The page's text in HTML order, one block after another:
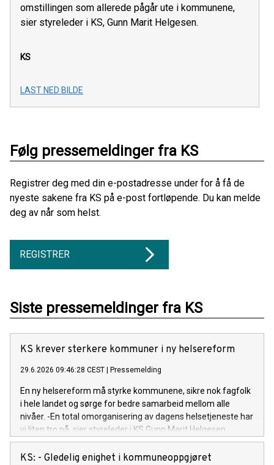
omstillingen som allerede pågår ute i kommunene,
sier styreleder i KS, Gunn Marit Helgesen.
KS
LAST NED BILDE
Følg pressemeldinger fra KS
Registrer deg med din e-postadresse under for å få de
nyeste sakene fra KS på e-post fortløpende. Du kan melde
deg av når som helst.
REGISTRER
Siste pressemeldinger fra KS
KS krever sterkere kommuner i ny helsereform
29.6.2026 09:46:28 CEST | Pressemelding
En ny helsereform må styrke kommunene, sikre nok fagfolk
i hele landet og sørge for bedre samarbeid mellom alle
nivåer. -En total omorganisering av dagens helsetjeneste har
vi liten tro på, sier styreleder i KS Gunn Marit Helgesen.
KS: - Gledelig enighet i kommuneoppgjøret